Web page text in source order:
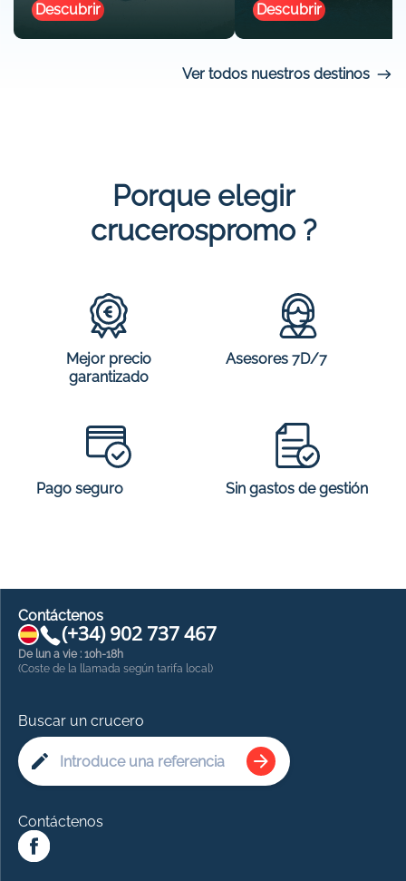
Descubrir
Descubrir
Ver todos nuestros destinos
Porque elegir
crucerospromo ?
Mejor precio
garantizado
Asesores 7D/7
Pago seguro Sin gastos de gestión
Contáctenos
(+34) 902 737 467
De lun a vie : 10h-18h
(Coste de la llamada según tarifa local)
Buscar un crucero
Contáctenos